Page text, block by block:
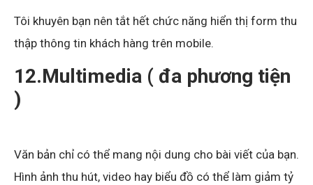
Tôi khuyên bạn nên tắt hết chức năng hiển thị form thu
thập thông tin khách hàng trên mobile.
12.Multimedia ( đa phương tiện
)
Văn bản chỉ có thể mang nội dung cho bài viết của bạn.
Hình ảnh thu hút, video hay biểu đồ có thể làm giảm tỷ